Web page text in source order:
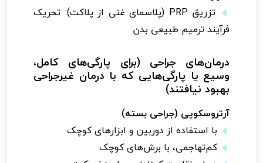
تزریق PRP (پلاسمای غنی از پلاکت): تحریک
فرآیند ترمیم طبیعی بدن
درمان‌های جراحی (برای پارگی‌های کامل،
وسیع یا پارگی‌هایی که با درمان غیرجراحی
بهبود نیافتند)
آرتروسکوپی (جراحی بسته)
با استفاده از دوربین و ابزارهای کوچک
کم‌تهاجمی، با برش‌های کوچک